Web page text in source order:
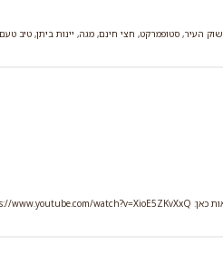
העיר, סטופמרקט, חצי חינם, מגה, יינות ביתן, טיב טעם.